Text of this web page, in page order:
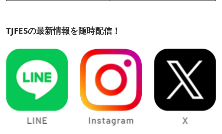
TJFESの最新情報を随時配信！